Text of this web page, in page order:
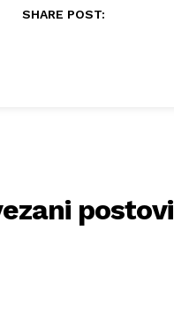
SHARE POST:
postovi